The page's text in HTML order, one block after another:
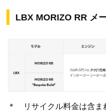
LBX MORIZO RR メ
＊ リサイクル料金は含ま